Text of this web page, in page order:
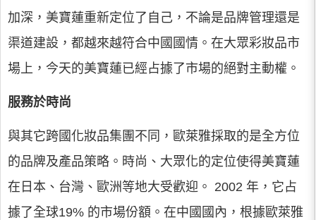
加深，美寶蓮重新定位了自己，不論是品牌管理還是
渠道建設，都越來越符合中國國情。在大眾彩妝品市
場上，今天的美寶蓮已經占據了市場的絕對主動權。
服務於時尚
與其它跨國化妝品集團不同，歐萊雅採取的是全方位
的品牌及產品策略。時尚、大眾化的定位使得美寶蓮
在日本、台灣、歐洲等地大受歡迎。 2002 年，它占
據了全球19% 的市場份額。在中國國內，根據歐萊雅